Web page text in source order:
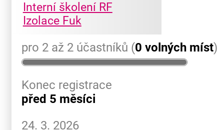
Interní školení RF
Izolace Fuk
pro 2 až 2 účastníků (0 volných míst)
Konec registrace
před 5 měsíci
24. 3. 2026